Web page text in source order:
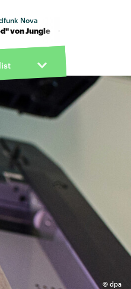
Nova
Me Satisfied" von Jungle
© dpa